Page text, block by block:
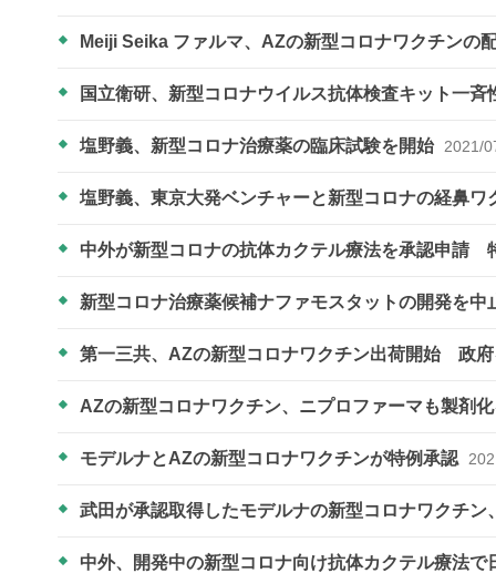
Meiji Seika ファルマ、AZの新型コロナワクチンの
国立衛研、新型コロナウイルス抗体検査キット一
塩野義、新型コロナ治療薬の臨床試験を開始 2021/
塩野義、東京大発ベンチャーと新型コロナの経鼻
中外が新型コロナの抗体カクテル療法を承認申請
新型コロナ治療薬候補ナファモスタットの開発を
第一三共、AZの新型コロナワクチン出荷開始 政
AZの新型コロナワクチン、ニプロファーマも製剤
モデルナとAZの新型コロナワクチンが特例承認
武田が承認取得したモデルナの新型コロナワクチ
中外、開発中の新型コロナ向け抗体カクテル療法